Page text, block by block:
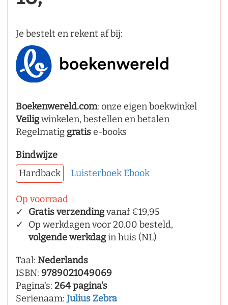
Je bestelt en rekent af bij:
Boekenwereld.com: onze eigen boekwinkel
Veiligwinkelen, bestellen en betalen
Regelmatig gratise-books
Bindwijze
Hardback
Luisterboek Ebook
Op voorraad
Gratis verzendingvanaf €19,95
Op werkdagen voor 20.00 besteld,
volgende werkdagin huis (NL)
Taal: Nederlands
ISBN: 9789021049069
Pagina's: 264 pagina's
Serienaam: Julius Zebra